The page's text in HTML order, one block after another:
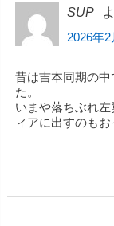
SUP
2026年
昔は吉本同期の
た。
いまや落ちぶれ
ィアに出すのもお